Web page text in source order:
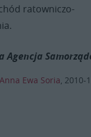
ratowniczo-
Agencja
Anna Ewa Soria, 2010-